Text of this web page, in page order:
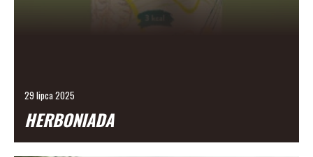
29 lipca 2025
HERBONIADA